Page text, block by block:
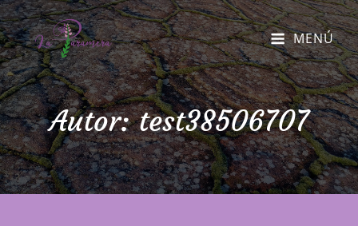
MENÚ
Autor:test38506707